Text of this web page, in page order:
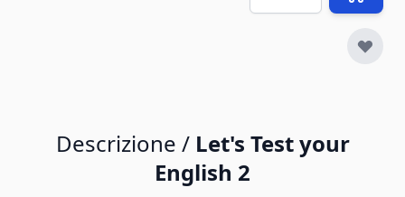
Descrizione / Let's Test your
English 2